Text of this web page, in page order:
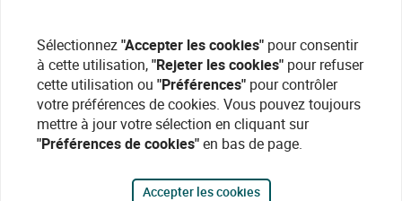
Sélectionnez"Accepter les cookies" pour consentir
à cette utilisation,"Rejeter les cookies" pour refuser
cette utilisation ou "Préférences" pour contrôler
votre préférences de cookies. Vous pouvez toujours
mettre à jour votre sélection en cliquant sur
"Préférences de cookies"en bas de page.
Accepter les cookies